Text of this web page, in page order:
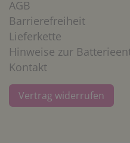
AGB
Barrierefreiheit
Lieferkette
Hinweise zur
Kontakt
Vertrag widerrufen